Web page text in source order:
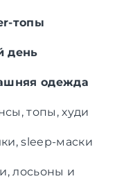
топы
день
одежда
топы, худи
sleep-маски
лосьоны и